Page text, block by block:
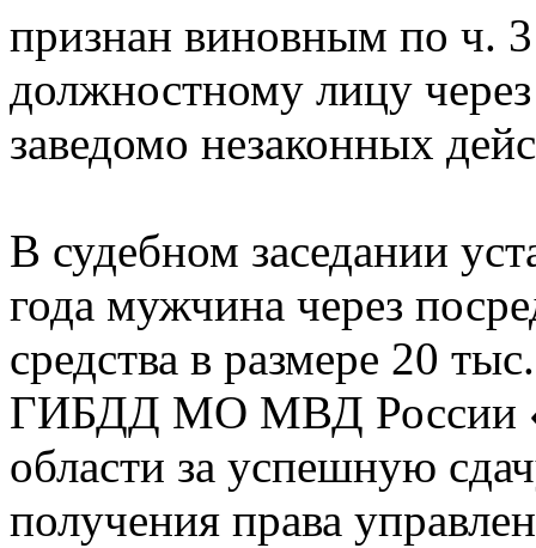
признан виновным по ч.
должностному лицу
заведомо незаконных
В судебном заседании
года мужчина через
средства в размере 20
ГИБДД МО МВД России
области за успешную
получения права